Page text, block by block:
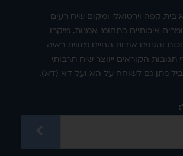
קפה וירטואלי ומקום שיח רעים
איכותיים בתחומי אמנות, מיקרו
והגיגים אודות החיים מזווית ראיה
תגובות הקוראים ייווצר שיח תרבותי
ניתן גם לשוחח על הא ועל דא (דא).